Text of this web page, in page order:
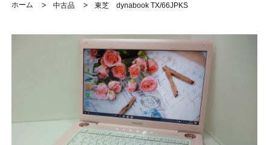
ホーム
> 中古品 > 東芝 dynabook TX/66JPKS